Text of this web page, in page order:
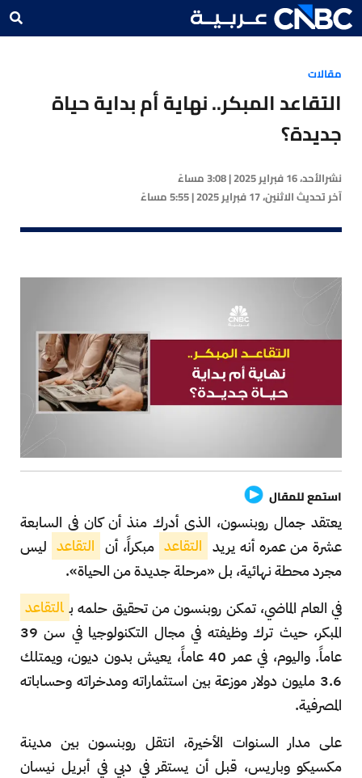
مقالات
التقاعد المبكر.. نهاية أم بداية حياة
جديدة؟
نشرالأحد، 16 فبراير 2025 | 3:08 مساءً
آخر تحديثالاثنين، 17 فبراير 2025 | 5:55 مساءً
استمع للمقال
يعتقد جمال روبنسون، الذي أدرك منذ أن كان في السابعة
عشرة من عمره أنه يريد التقاعد مبكراً، أن التقاعد ليس
مجرد محطة نهائية، بل «مرحلة جديدة من الحياة».
في العام الماضي، تمكن روبنسون من تحقيق حلمه ب التقاعد
المبكر، حيث ترك وظيفته في مجال التكنولوجيا في سن 39
عاماً. واليوم، في عمر 40 عاماً، يعيش بدون ديون، ويمتلك
3.6 مليون دولار موزعة بين استثماراته ومدخراته وحساباته
المصرفية.
على مدار السنوات الأخيرة، انتقل روبنسون بين مدينة
مكسيكو وباريس، قبل أن يستقر في دبي في أبريل نيسان